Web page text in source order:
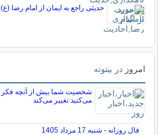
حدیثی راجع به ایمان از امام رضا (ع)
امروز در بیتوته
شخصیت شما بیش از آنچه فکر
می‌کنید تغییر می‌کند
فال روزانه - شنبه 17 مرداد 1405